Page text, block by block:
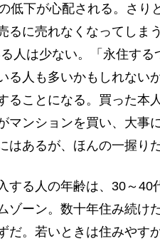
低下が心配される。さり
るに売れなくなってしま
人は少ない。「永住す
る人も多いかもしれない
ることになる。買った本
マンションを買い、大事
はあるが、ほんの一握りだ
る人の年齢は、30～40
ゾーン。数十年住み続け
だ。若いときは住みやす